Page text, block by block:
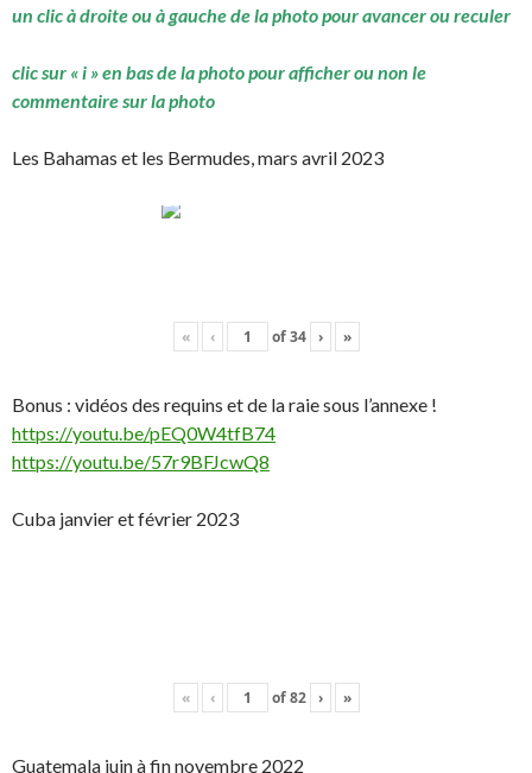
un clic à droite ou à gauche de la photo pour avancer ou reculer
clic sur « i » en bas de la photo pour afficher ou non le
commentaire sur la photo
Les Bahamas et les Bermudes, mars avril 2023
« ‹ of34 › »
Bonus : vidéos des requins et de la raie sous l’annexe !
https://youtu.be/pEQ0W4tfB74
https://youtu.be/57r9BFJcwQ8
Cuba janvier et février 2023
« ‹ of82 › »
Guatemala juin à fin novembre 2022